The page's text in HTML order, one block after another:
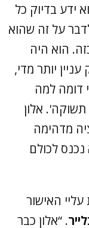
ידע בדיוק כל
על זה שהוא
הוא היה
יותר מדי,
דומה למה
אלון
מדהימה
נכנס לכולם
עליי האישור
. “אלון כבר